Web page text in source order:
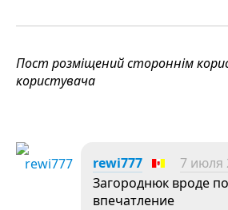
Пост розміщений стороннім
користувача
rewi777 7 июля
Загороднюк вроде
впечатление